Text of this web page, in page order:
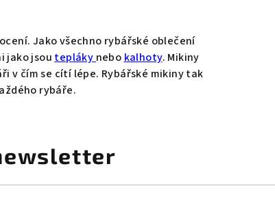
Jako všechno rybářské oblečení
jako jsouteplákynebokalhoty. Mikiny
v čím se cítí lépe. Rybářské mikiny tak
rybáře.